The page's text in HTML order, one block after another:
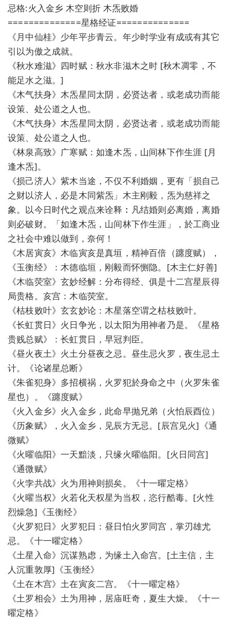
忌格:火入金乡 木空则折 木炁败婚
==============星格经证==============
《月中仙桂》少年平步青云。年少时学业有成或有其它
引以为傲之成就。
《秋水难滋》四时赋：秋水非滋木之时 [秋木凋零，不
能足水之滋。]
《木气扶身》木炁星同太阴，必贤达者，或老成功而能
设策、处公道之人也。
《木气扶身》木炁星同太阴，必贤达者，或老成功而能
设策、处公道之人也。
《林泉高致》广寒赋：如逢木炁，山间林下作生涯 [月
逢木炁]。
《损己济人》紫木当途，不仅不利婚姻，更有「损自己
之财以济人，必是木同紫炁」木主刚毅，炁为慈祥之
象。以今日时代之观点来诠释︰凡结婚则必离婚，离婚
则必破财。「如逢木炁，山间林下作生涯」，於工商业
之社会中难以做到，奈何！
《木居寅亥》木临寅亥是真垣，精神百倍（躔度赋），
《玉衡经》：木德临垣，刚毅而怀恻隐。[木主仁好善]
《木临荧室》玄妙经解：分布得经、俱是十二宫星辰得
局贵格。亥宫：木临荧室。
《枯枝败叶》玄玄妙论：木星落空谓之枯枝败叶。
《长虹贯日》火日争光，以太阳为用神者乃是。《星格
贵贱总赋》：长虹贯日，早冠判臣。
《昼火夜土》火土分昼夜之忌。昼生忌火罗，夜生忌土
计。《论诸星总断》
《朱雀犯身》多招横祸，火罗犯於身命之中（火罗朱雀
星也）。《躔度赋》
《火入金乡》火入金乡，此命早抛兄弟（火怕辰酉位）
《历象赋》，火入金乡，见辰方无忌。[辰宫见火]《通
微赋》
《火曜临阳》一天黯淡，只缘火曜临阳。[火日同宫]
《通微赋》
《火孛共战》火为用神则损矣。《十一曜定格》
《火曜当权》火若化天权星为当权，恣行酷毒。[火性
烈燥急]《玉衡经》
《火罗犯日》火罗犯日：昼日怕火罗同宫，掌刃雄尤
忌。《十一曜定格》
《土星入命》沉谋熟虑，为缘土入命宫。[土主信，主
人沉重敦厚]《玉衡经》
《土在木宫》土在寅亥二宫。《十一曜定格》
《土罗相会》土为用神，居庙旺奇，夏生大燥。《十一
曜定格》